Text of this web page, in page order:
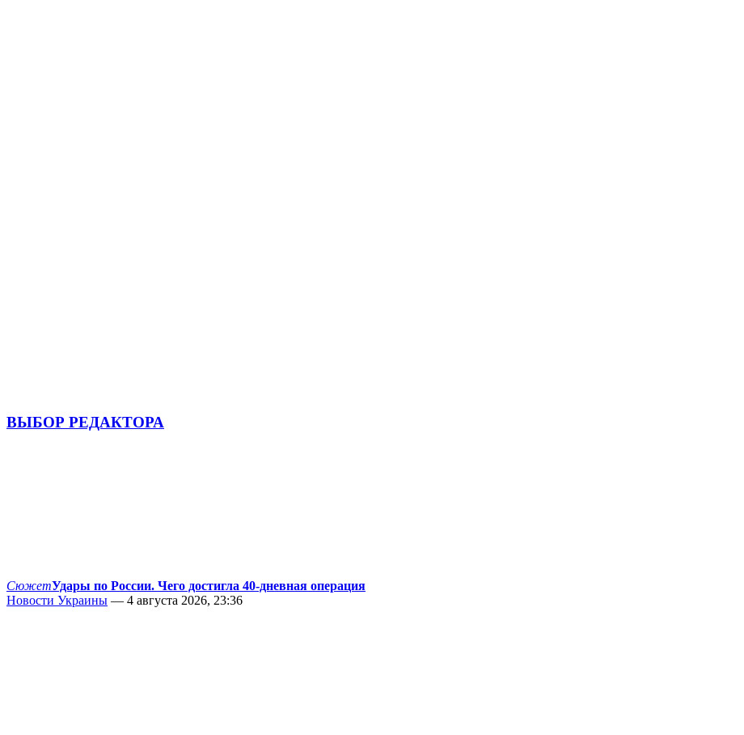
ВЫБОР РЕДАКТОРА
СюжетУдары по России. Чего достигла 40-дневная операция
Новости Украины — 4 августа 2026, 23:36